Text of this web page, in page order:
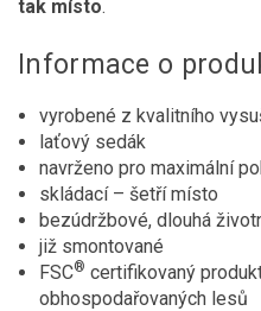
tak místo.
Informace o
vyrobené z kvalitního
laťový sedák
navrženo pro maximální
skládací – šetří místo
bezúdržbové, dlouhá
již smontované
FSC® certifikovaný
obhospodařovaných lesů